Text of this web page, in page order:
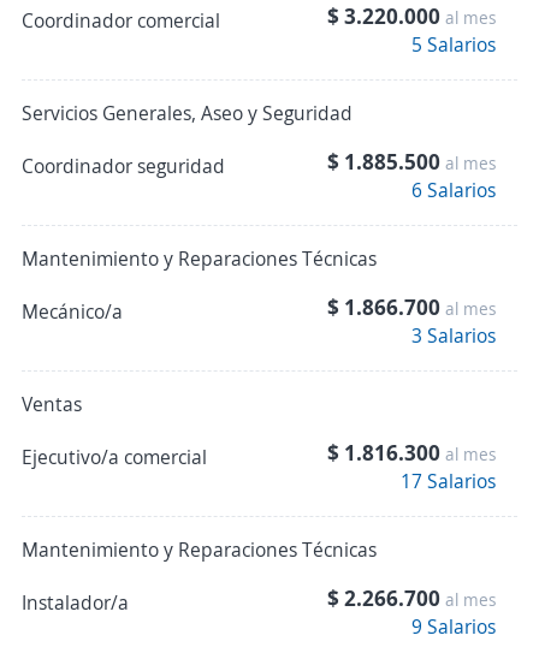
Coordinador comercial
$ 3.220.000 al mes
5 Salarios
Servicios Generales, Aseo y Seguridad
Coordinador seguridad
$ 1.885.500 al mes
6 Salarios
Mantenimiento y Reparaciones Técnicas
Mecánico/a
$ 1.866.700 al mes
3 Salarios
Ventas
Ejecutivo/a comercial
$ 1.816.300 al mes
17 Salarios
Mantenimiento y Reparaciones Técnicas
Instalador/a
$ 2.266.700 al mes
9 Salarios